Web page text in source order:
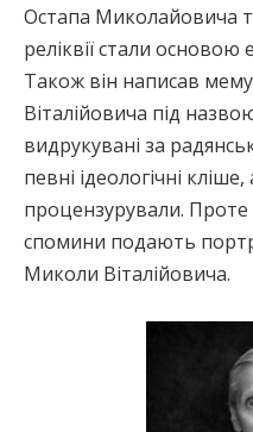
Остапа Миколайовича
реліквії стали
Також він написав
Віталійовича під
видрукувані за
певні ідеологічні
процензурували. Проте
спомини подають
Миколи Віталійовича.